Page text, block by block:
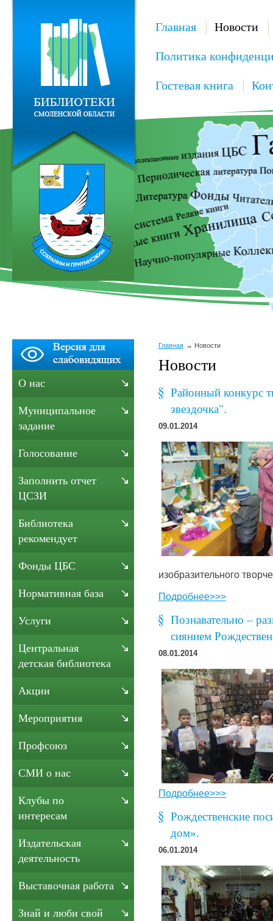
Главная Новости
Политика
Гостевая книга
Главная Новости
Новости
Районный конкурс
звездочка".
09.01.2014
изобразительного
Подробнее>>>
Познавательно –
сиянием
08.01.2014
Подробнее>>>
Рождественские
дом».
06.01.2014
О нас
Муниципальное
задание
Голосование
Заполнить отчет
ЦСЗИ
Библиотека
рекомендует
Фонды ЦБС
Нормативная база
Услуги
Центральная
детская библиотека
Акции
Мероприятия
Профсоюз
СМИ о нас
Клубы по
интересам
Издательская
деятельность
Выставочная работа
Знай и люби свой